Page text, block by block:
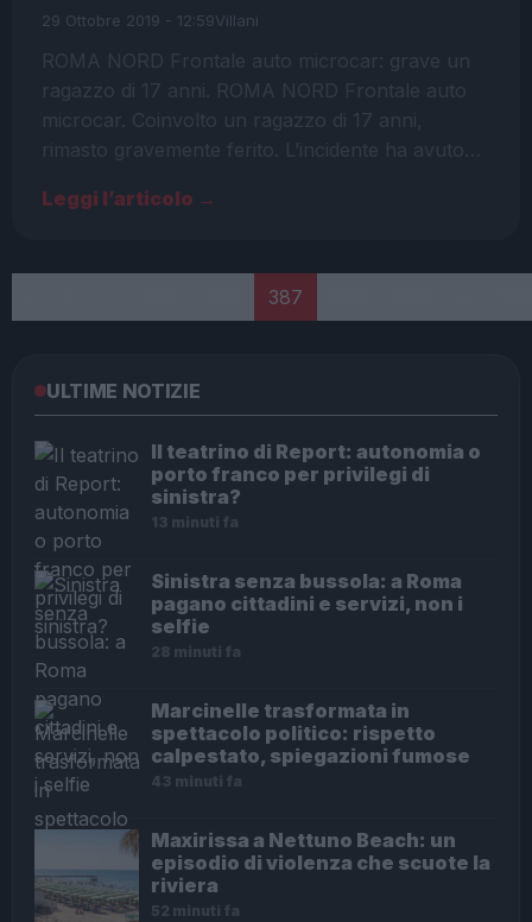
29 Ottobre 2019 - 12:59Villani
ROMA NORD Frontale auto microcar: grave un
ragazzo di 17 anni. ROMA NORD Frontale auto
microcar. Coinvolto un ragazzo di 17 anni,
rimasto gravemente ferito. L’incidente ha avuto…
Leggi l’articolo →
387
ULTIME NOTIZIE
Il teatrino di Report: autonomia o
porto franco per privilegi di
sinistra?
13 minuti fa
Sinistra senza bussola: a Roma
pagano cittadini e servizi, non i
selfie
28 minuti fa
Marcinelle trasformata in
spettacolo politico: rispetto
calpestato, spiegazioni fumose
43 minuti fa
Maxirissa a Nettuno Beach: un
episodio di violenza che scuote la
riviera
52 minuti fa